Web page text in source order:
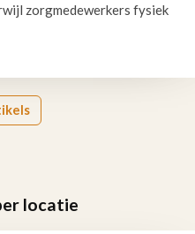
zorgmedewerkers fysiek
locatie